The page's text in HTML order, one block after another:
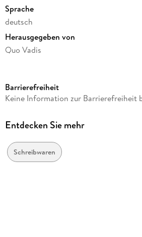
Sprache
deutsch
Herausgegeben von
Quo Vadis
Produktart
Gewicht
Größe (L/B/H)
238/170/17 mm
Barrierefreiheit
Keine Information zur Barrierefreiheit
Entdecken Sie mehr
Schreibwaren